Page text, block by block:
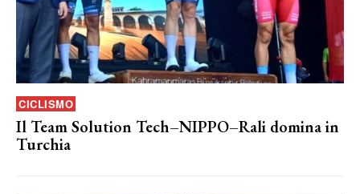
CICLISMO
Il Team Solution Tech–NIPPO–Rali domina in
Turchia